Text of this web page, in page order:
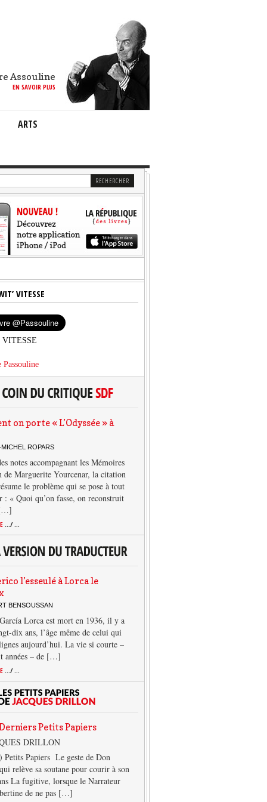
Assouline
EN SAVOIR PLUS
ARTS
VITESSE
VITESSE
Passouline
on porte « L’Odyssée » à
ROPARS
notes accompagnant les Mémoires
de Marguerite Yourcenar, la citation
le problème qui se pose à tout
: « Quoi qu’on fasse, on reconstruit
.../ ...
l’esseulé à Lorca le
BENSOUSSAN
Lorca est mort en 1936, il y a
dix ans, l’âge même de celui qui
aujourd’hui. La vie si courte –
années – de […]
.../ ...
Petits Papiers
DRILLON
Petits Papiers Le geste de Don
relève sa soutane pour courir à son
La fugitive, lorsque le Narrateur
de ne pas […]